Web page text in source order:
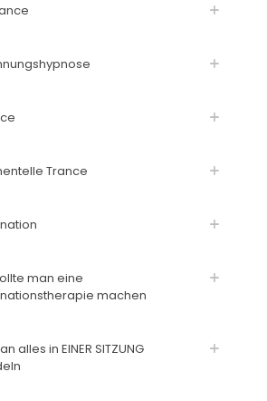
Trance
man eine
machen
alles in EINER SITZUNG